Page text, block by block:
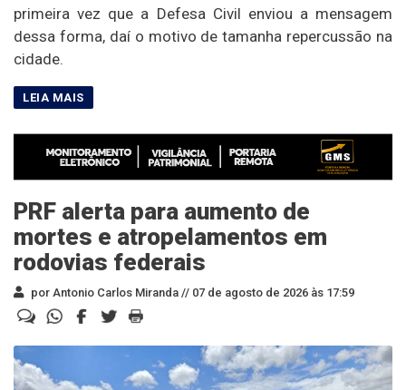
primeira vez que a Defesa Civil enviou a mensagem
dessa forma, daí o motivo de tamanha repercussão na
cidade.
PRF alerta para aumento de
mortes e atropelamentos em
rodovias federais
por Antonio Carlos Miranda // 07 de agosto de 2026 às 17:59